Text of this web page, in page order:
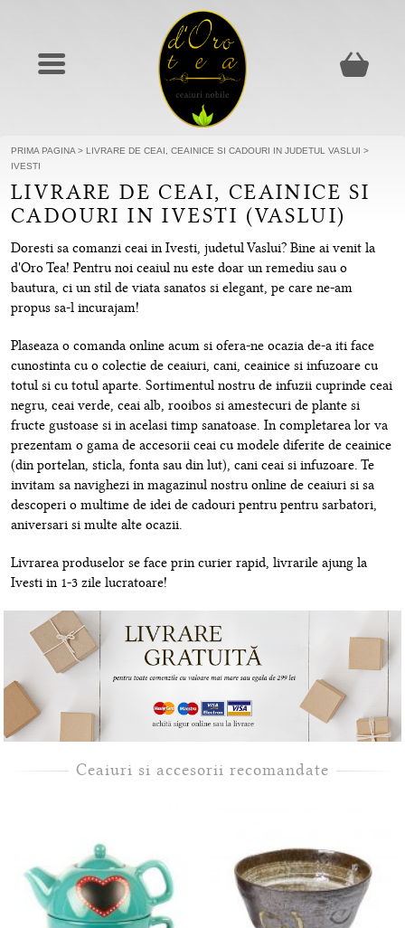
PRIMA PAGINA > LIVRARE DE CEAI, CEAINICE SI CADOURI IN JUDETUL VASLUI >
IVESTI
LIVRARE DE CEAI, CEAINICE SI
CADOURI IN IVESTI (VASLUI)
Doresti sa comanzi ceai in Ivesti, judetul Vaslui? Bine ai venit la
d'Oro Tea! Pentru noi ceaiul nu este doar un remediu sau o
bautura, ci un stil de viata sanatos si elegant, pe care ne-am
propus sa-l incurajam!
Plaseaza o comanda online acum si ofera-ne ocazia de-a iti face
cunostinta cu o colectie de ceaiuri, cani, ceainice si infuzoare cu
totul si cu totul aparte. Sortimentul nostru de infuzii cuprinde ceai
negru, ceai verde, ceai alb, rooibos si amestecuri de plante si
fructe gustoase si in acelasi timp sanatoase. In completarea lor va
prezentam o gama de accesorii ceai cu modele diferite de ceainice
(din portelan, sticla, fonta sau din lut), cani ceai si infuzoare. Te
invitam sa navighezi in magazinul nostru online de ceaiuri si sa
descoperi o multime de idei de cadouri pentru pentru sarbatori,
aniversari si multe alte ocazii.
Livrarea produselor se face prin curier rapid, livrarile ajung la
Ivesti in 1-3 zile lucratoare!
Ceaiuri si accesorii recomandate